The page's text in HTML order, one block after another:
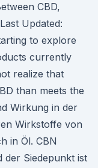
CBD,
Updated:
to explore
currently
realize that
than meets the
Wirkung in der
Wirkstoffe von
in Öl. CBN
der Siedepunkt ist